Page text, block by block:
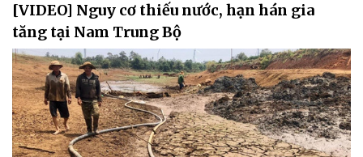
[VIDEO] Nguy cơ thiếu nước, hạn hán gia
tăng tại Nam Trung Bộ